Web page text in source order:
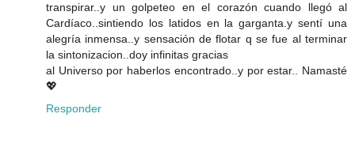
transpirar..y un golpeteo en el corazón cuando llegó al
Cardíaco..sintiendo los latidos en la garganta.y sentí una
alegría inmensa..y sensación de flotar q se fue al terminar
la sintonizacion..doy infinitas gracias
al Universo por haberlos encontrado..y por estar.. Namasté
💖
Responder